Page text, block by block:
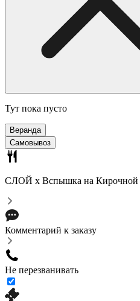
Тут пока пусто
Веранда
Самовывоз
СЛОЙ x Вспышка на Кирочной
Комментарий к заказу
Не перезванивать